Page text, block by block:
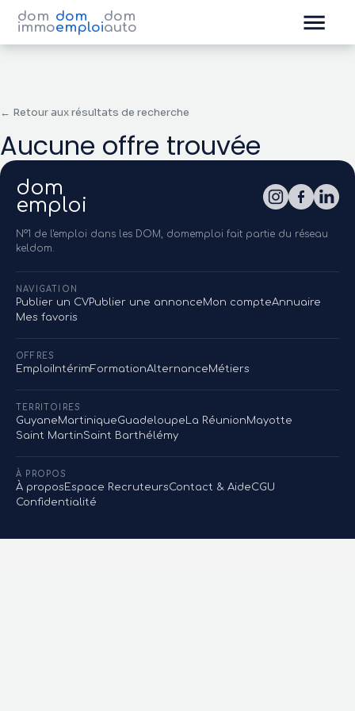
dom
immo
dom
emploi
dom
auto
← Retour aux résultats de recherche
Aucune offre trouvée
dom
emploi
N°1 de l'emploi dans les DOM, domemploi fait partie du réseau
keldom.
NAVIGATION
Publier un CVPublier une annonceMon compteAnnuaire
Mes favoris
OFFRES
EmploiIntérimFormationAlternanceMétiers
TERRITOIRES
GuyaneMartiniqueGuadeloupe La RéunionMayotte
Saint MartinSaint Barthélémy
À PROPOS
À propos Espace RecruteursContact & AideCGU
Confidentialité